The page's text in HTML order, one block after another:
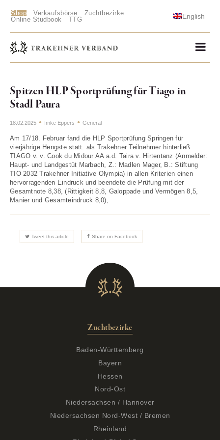
Shop Verkaufsbörse
Zuchtbezirke
Online Studbook
TTG English
Spitzen HLP Sportprüfung für Tiago in
Stadl Paura
18.02.2025 Imke Eppers General
Am 17/18. Februar fand die HLP Sportprüfung Springen für
vierjährige Hengste statt. als Trakehner Teilnehmer hinterließ
TIAGO v. v. Cook du Midour AA a.d. Taira v. Hirtentanz (Anmelder:
Haupt- und Landgestüt Marbach, Z.: Madlen Mager, B.: Stiftung
TIO 2032 Trakehner Initiative Olympia) in allen Kriterien einen
hervorragenden Eindruck und beendete die Prüfung mit der
Gesamtnote 8,38, (Rittigkeit 8,8, Galoppade und Vermögen 8,5,
Manier und Gesamteindruck 8,0),
Tweet this article Share on Facebook
Zuchtbezirke
Baden-Württemberg
Bayern
Hessen
Nord-Ost
Niedersachsen / Hannover
Niedersachsen Nord-West / Bremen
Rheinland